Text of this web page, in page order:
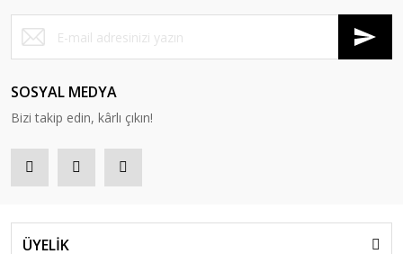
SOSYAL MEDYA
Bizi takip edin, kârlı çıkın!
ÜYELİK